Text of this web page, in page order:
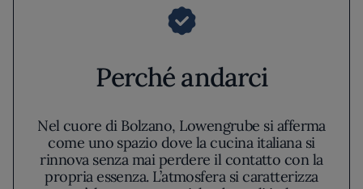
Perché andarci
Nel cuore di Bolzano, Lowengrube si afferma
come uno spazio dove la cucina italiana si
rinnova senza mai perdere il contatto con la
propria essenza. L’atmosfera si caratterizza